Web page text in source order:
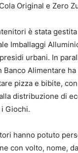
Original e Zero
è stata
Imballaggi
urbani. In
Banco Alimentare
pizza e bibite,
distribuzione di
Giochi.
hanno potuto
con volto, nome,